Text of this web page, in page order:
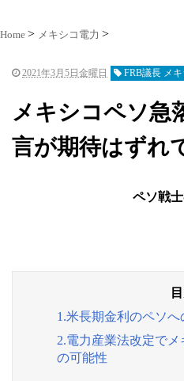
Home メキシコ電力
2021年3月5日金曜日 FRB議長 メ
メキシコペソ急
言が期待はずれ
ペソ戦
1.米長期金利のペソへ
2.電力産業法改定で
の可能性